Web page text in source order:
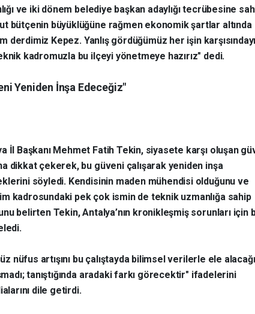
ve iki dönem belediye başkan adaylığı tecrübesine
bütçenin büyüklüğüne rağmen ekonomik şartlar altında
derdimiz Kepez. Yanlış gördüğümüz her işin
kadromuzla bu ilçeyi yönetmeye hazırız" dedi.
Yeniden İnşa Edeceğiz"
İl Başkanı Mehmet Fatih Tekin, siyasete karşı oluşan
dikkat çekerek, bu güveni çalışarak yeniden inşa
söyledi. Kendisinin maden mühendisi olduğunu ve
kadrosundaki pek çok ismin de teknik uzmanlığa sahip
belirten Tekin, Antalya’nın kronikleşmiş sorunları için
nüfus artışını bu çalıştayda bilimsel verilerle ele
tanıştığında aradaki farkı görecektir" ifadelerini
dile getirdi.